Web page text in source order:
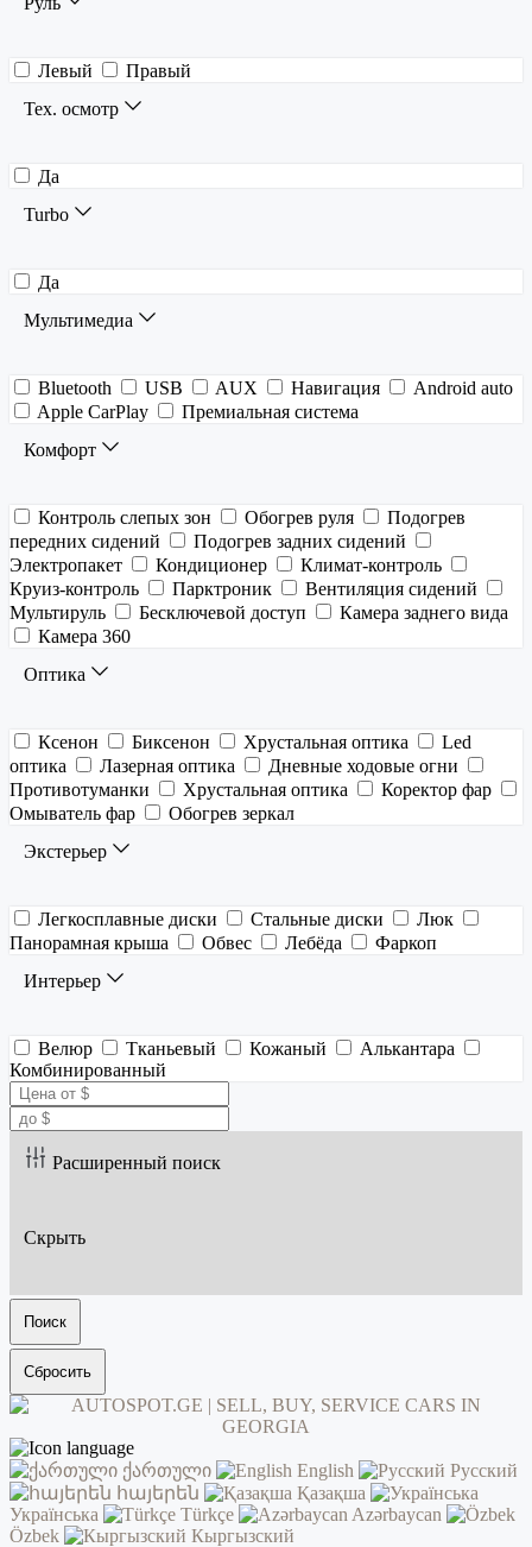
Левый
Правый
Тех. осмотр
Да
Turbo
Да
Мультимедиа
Bluetooth USB AUX Навигация
Android auto
Apple CarPlay
Премиальная система
Комфорт
Контроль слепых зон Обогрев руля
Подогрев
передних сидений
Подогрев задних сидений
Электропакет
Кондиционер
Климат-контроль
Круиз-контроль
Парктроник
Вентиляция сидений
Мультируль
Бесключевой доступ
Камера заднего вида
Камера 360
Оптика
Ксенон Биксенон Хрустальная оптика
Led
оптика
Лазерная оптика
Дневные ходовые огни
Противотуманки
Хрустальная оптика
Коректор фар
Омыватель фар
Обогрев зеркал
Экстерьер
Легкосплавные диски Стальные диски
Люк
Панорамная крыша
Обвес Лебёда
Фаркоп
Интерьер
Велюр Тканьевый Кожаный
Алькантара
Комбинированный
Расширенный поиск
Скрыть
Поиск
Сбросить
ქართული English
Русский
հայերեն
Қазақша
Українська
Türkçe
Azərbaycan
Özbek
Кыргызский